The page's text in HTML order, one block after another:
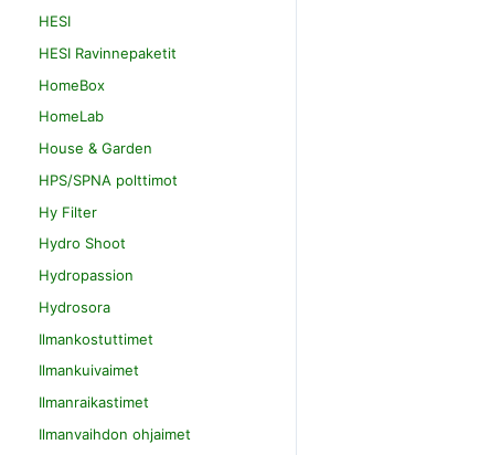
HESI
HESI Ravinnepaketit
HomeBox
HomeLab
House & Garden
HPS/SPNA polttimot
Hy Filter
Hydro Shoot
Hydropassion
Hydrosora
Ilmankostuttimet
Ilmankuivaimet
Ilmanraikastimet
Ilmanvaihdon ohjaimet